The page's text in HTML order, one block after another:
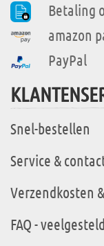
Betaling
amazon
PayPal
Snel-bestellen
Service &
Verzendkosten
FAQ -